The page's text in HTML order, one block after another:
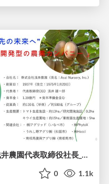
06_浅井雄一郎_株式会社浅井農園代表取締役社長_紹介資料.pdf
0 1.1k